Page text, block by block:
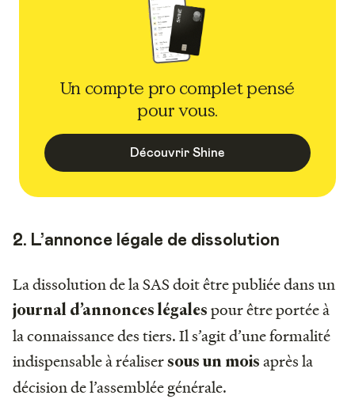
Un compte pro complet pensé
pour vous.
Découvrir Shine
2. L’annonce légale de dissolution
La dissolution de la SAS doit être publiée dans un
journal d’annonces légales pour être portée à
la connaissance des tiers. Il s’agit d’une formalité
indispensable à réalisersous un mois après la
décision de l’assemblée générale.